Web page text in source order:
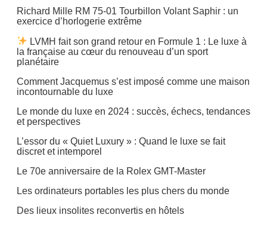
Richard Mille RM 75-01 Tourbillon Volant Saphir : un
exercice d’horlogerie extrême
LVMH fait son grand retour en Formule 1 : Le luxe à
la française au cœur du renouveau d’un sport
planétaire
Comment Jacquemus s’est imposé comme une maison
incontournable du luxe
Le monde du luxe en 2024 : succès, échecs, tendances
et perspectives
L’essor du « Quiet Luxury » : Quand le luxe se fait
discret et intemporel
Le 70e anniversaire de la Rolex GMT-Master
Les ordinateurs portables les plus chers du monde
Des lieux insolites reconvertis en hôtels